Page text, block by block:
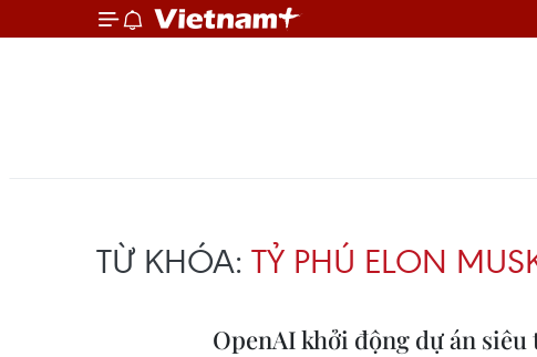
TỪ KHÓA: TỶ PHÚ ELON
OpenAI khởi động dự án